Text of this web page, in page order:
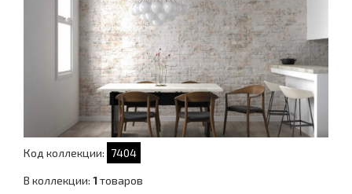
Код коллекции: 7404
В коллекции: 1товаров